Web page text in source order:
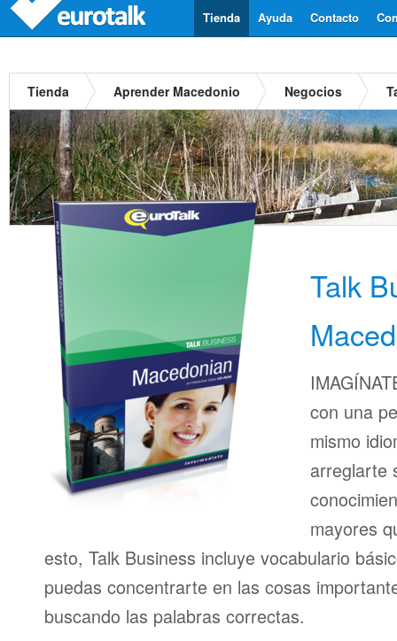
Contacto
Ayuda
Tienda
Tienda Aprender Macedonio Negocios
Talk
con una
mismo
arreglarte
mayores
esto, Talk Business incluye vocabulario
puedas concentrarte en las cosas
buscando las palabras correctas.